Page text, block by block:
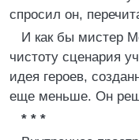
спросил он,
И как бы мистер
чистоту сценария
идея героев,
еще меньше. Он
* * *